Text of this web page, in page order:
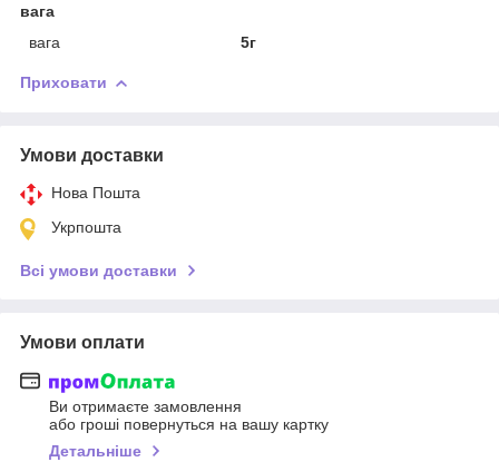
вага
вага
5г
Приховати
Умови доставки
Нова Пошта
Укрпошта
Всі умови доставки
Умови оплати
Ви отримаєте замовлення
або гроші повернуться на вашу картку
Детальніше